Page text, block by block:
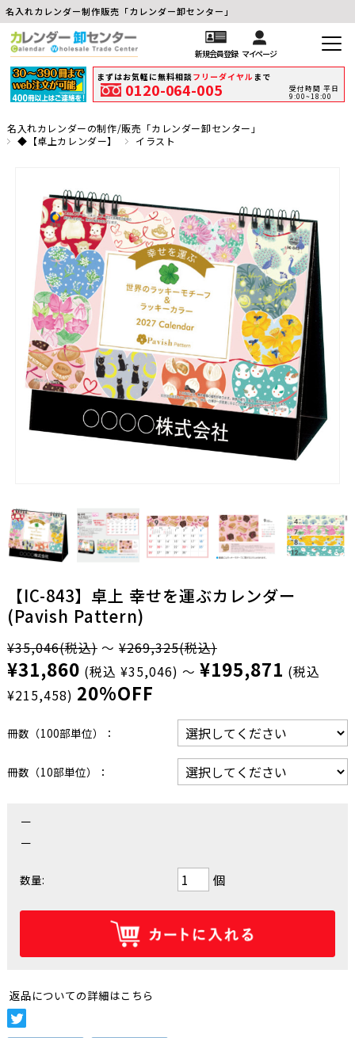
名入れカレンダー制作販売「カレンダー卸センター」
新規会員登録 マイページ
まずはお気軽に無料相談フリーダイヤル まで
0120-064-005
受付時間 平日
9:00~18:00
名入れカレンダーの制作/販売「カレンダー卸センター」
◆【卓上カレンダー】
イラスト
【IC-843】卓上 幸せを運ぶカレンダー
(Pavish Pattern)
¥35,046(税込) ～ ¥269,325(税込)
¥31,860 (税込 ¥35,046) ～ ¥195,871 (税込
¥215,458) 20%OFF
冊数（100部単位）：
冊数（10部単位）：
－
－
数量: 個
返品についての詳細はこちら